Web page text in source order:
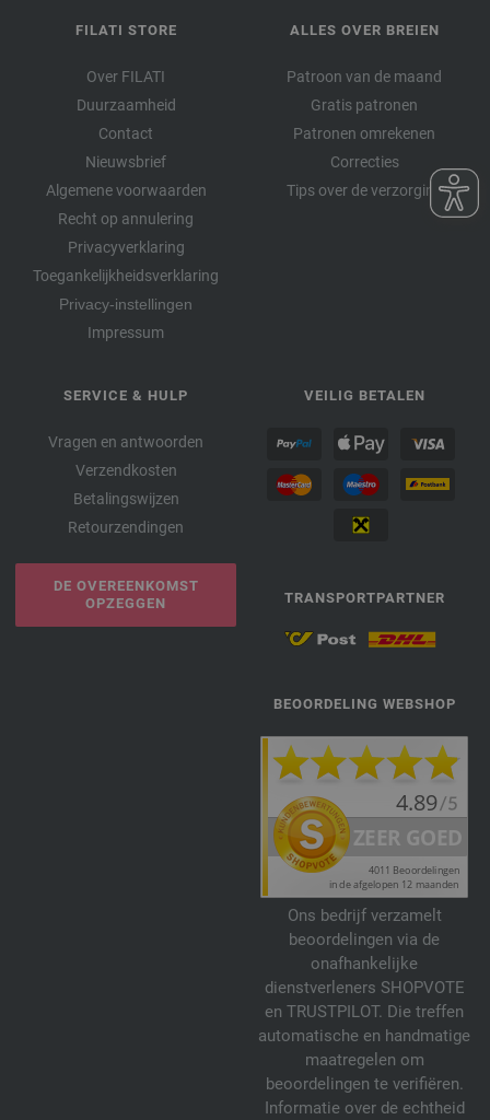
FILATI STORE
Over FILATI
Duurzaamheid
Contact
Nieuwsbrief
Algemene voorwaarden
Recht op annulering
Privacyverklaring
Toegankelijkheidsverklaring
Privacy-instellingen
Impressum
ALLES OVER BREIEN
Patroon van de maand
Gratis patronen
Patronen omrekenen
Correcties
Tips over de verzorging
SERVICE & HULP
Vragen en antwoorden
Verzendkosten
Betalingswijzen
Retourzendingen
DE OVEREENKOMST
OPZEGGEN
VEILIG BETALEN
TRANSPORTPARTNER
BEOORDELING WEBSHOP
Ons bedrijf verzamelt
beoordelingen via de
onafhankelijke
dienstverleners SHOPVOTE
en TRUSTPILOT. Die treffen
automatische en handmatige
maatregelen om
beoordelingen te verifiëren.
Informatie over de echtheid